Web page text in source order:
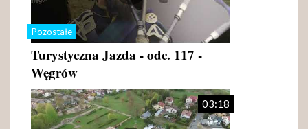
Pozostałe
Turystyczna Jazda - odc. 117 -
Węgrów
03:18